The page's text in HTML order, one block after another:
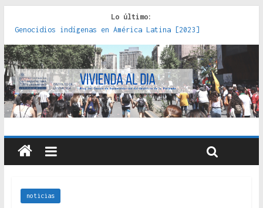
Lo último:
Genocidios indígenas en América Latina [2023]
Estudios sobre la espacialización de los Estados :
políticas, prácticas y representaciones [2022]
Donde el pedernal choca con el acero : hacia una teoría
crítica de las fronteras latinoamericanas [2020]
Criterios técnicos para una vivienda adecuada [2019]
Red de consultorios de la Caja del Seguro Obrero en
Santiago : un patrimonio emblemático [2014]
noticias